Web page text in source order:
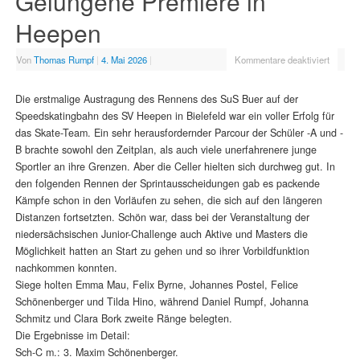
Heepen
VonThomas Rumpf | 4. Mai 2026 | Kommentare deaktiviert
Die erstmalige Austragung des Rennens des SuS Buer auf der
Speedskatingbahn des SV Heepen in Bielefeld war ein voller Erfolg für
das Skate-Team. Ein sehr herausfordernder Parcour der Schüler -A und -
B brachte sowohl den Zeitplan, als auch viele unerfahrenere junge
Sportler an ihre Grenzen. Aber die Celler hielten sich durchweg gut. In
den folgenden Rennen der Sprintausscheidungen gab es packende
Kämpfe schon in den Vorläufen zu sehen, die sich auf den längeren
Distanzen fortsetzten. Schön war, dass bei der Veranstaltung der
niedersächsischen Junior-Challenge auch Aktive und Masters die
Möglichkeit hatten an Start zu gehen und so ihrer Vorbildfunktion
nachkommen konnten.
Siege holten Emma Mau, Felix Byrne, Johannes Postel, Felice
Schönenberger und Tilda Hino, während Daniel Rumpf, Johanna
Schmitz und Clara Bork zweite Ränge belegten.
Die Ergebnisse im Detail:
Sch-C m.: 3. Maxim Schönenberger.